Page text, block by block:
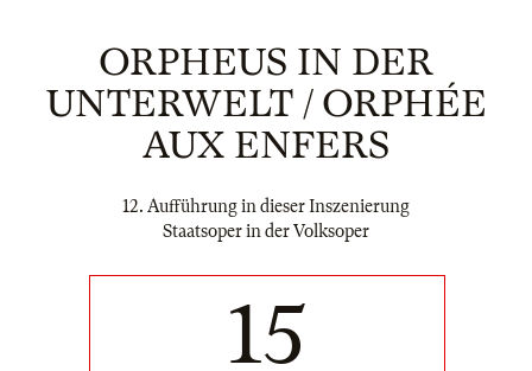
ORPHEUS IN DER
UNTERWELT / ORPHÉE
AUX ENFERS
12. Aufführung in dieser Inszenierung
Staatsoper in der Volksoper
15